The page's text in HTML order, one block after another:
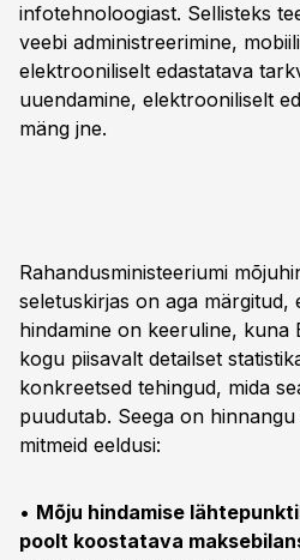
infotehnoloogiast. Sellisteks
veebi administreerimine,
elektrooniliselt edastatava
uuendamine, elektrooniliselt
mäng jne.
Rahandusministeeriumi
seletuskirjas on aga märgitud,
hindamine on keeruline, kuna
kogu piisavalt detailset
konkreetsed tehingud, mida
puudutab. Seega on
mitmeid eeldusi:
• Mõju hindamise
poolt koostatava